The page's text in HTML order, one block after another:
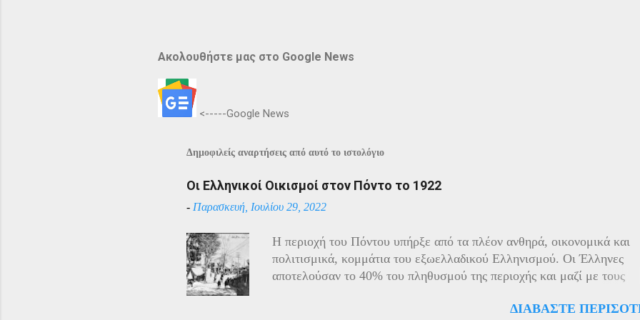
Ακολουθήστε μας στο Google News
<-----Google News
Δημοφιλείς αναρτήσεις από αυτό το ιστολόγιο
Οι Ελληνικοί Οικισμοί στον Πόντο το 1922
- Παρασκευή, Ιουλίου 29, 2022
Η περιοχή του Πόντου υπήρξε από τα πλέον ανθηρά, οικονομικά και
πολιτισμικά, κομμάτια του εξωελλαδικού Ελληνισμού. Οι Έλληνες
αποτελούσαν το 40% του πληθυσμού της περιοχής και μαζί με τους
Πόντου είχε και αυτός στη διάρκεια του πολέμου την ίδια τύχη με τον
ΔΙΑΒΆΣΤΕ